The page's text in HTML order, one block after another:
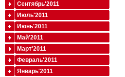
Сентябрь'2011
Июль'2011
Июнь'2011
Май'2011
Март'2011
Февраль'2011
Январь'2011